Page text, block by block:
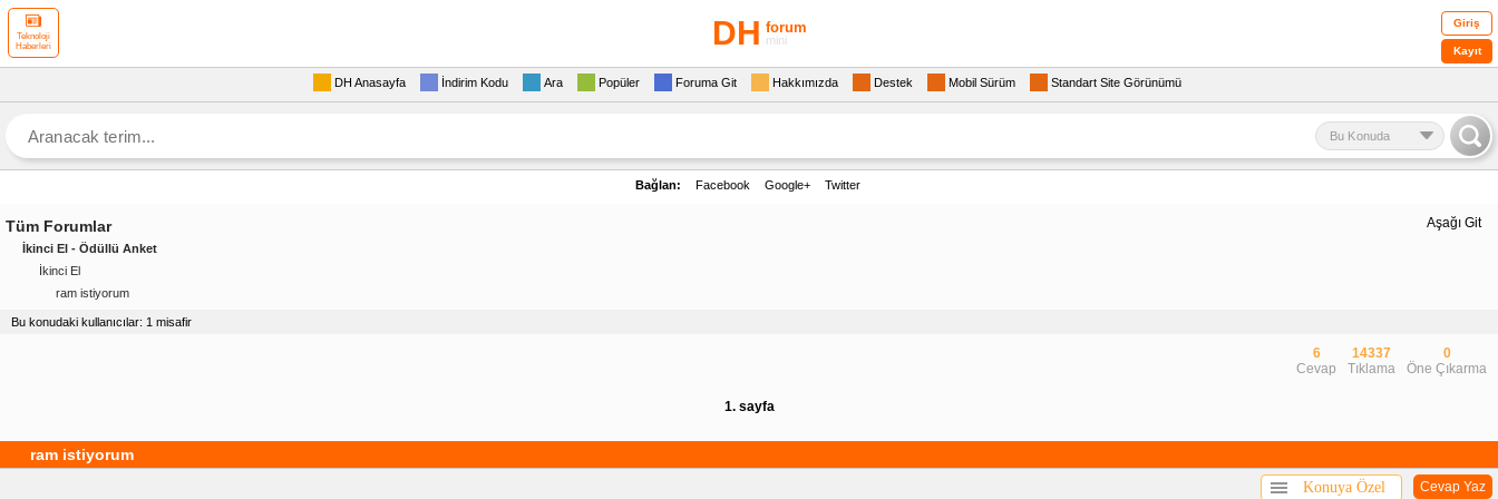
Teknoloji
Haberleri
DH forum
mini
Giriş
Kayıt
DH Anasayfa İndirim Kodu Ara Popüler Foruma Git Hakkımızda Destek Mobil Sürüm Standart Site Görünümü
Bu Konuda
Bağlan: Facebook Google+ Twitter
Aşağı Git
Tüm Forumlar
İkinci El - Ödüllü Anket
İkinci El
ram istiyorum
Bu konudaki kullanıcılar: 1 misafir
6
Cevap
14337
Tıklama
0
Öne Çıkarma
1. sayfa
ram istiyorum
Cevap Yaz
Konuya Özel